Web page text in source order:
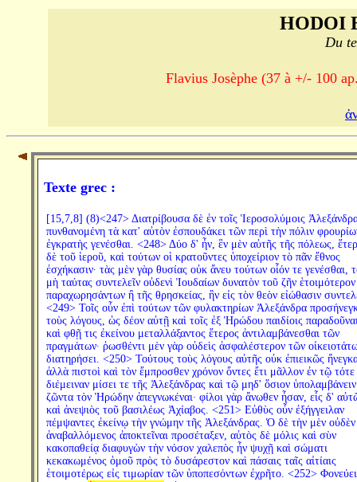
HODOI
Du
Flavius Josèphe (37 à +/- 100
Texte grec :
[15,7,8] (8)<247> Διατρίβουσα δὲ ἐν τοῖς Ἱεροσολύμοις
πυνθανομένη τὰ κατ' αὐτὸν ἐσπουδάκει τῶν περὶ τὴν πόλιν
ἐγκρατὴς γενέσθαι. <248> Δύο δ' ἦν, ἓν μὲν αὐτῆς τῆς πόλεως,
δὲ τοῦ ἱεροῦ, καὶ τούτων οἱ κρατοῦντες ὑποχείριον τὸ πᾶν ἔθνος
ἐσχήκασιν· τὰς μὲν γὰρ θυσίας οὐκ ἄνευ τούτων οἷόν τε γενέσθαι,
μὴ ταύτας συντελεῖν οὐδενὶ Ἰουδαίων δυνατὸν τοῦ ζῆν
παραχωρησάντων ἢ τῆς θρησκείας, ἣν εἰς τὸν θεὸν εἰώθασιν
<249> Τοῖς οὖν ἐπὶ τούτων τῶν φυλακτηρίων Ἀλεξάνδρα
τοὺς λόγους, ὡς δέον αὐτῇ καὶ τοῖς ἐξ Ἡρώδου παιδίοις
καὶ φθῇ τις ἐκείνου μεταλλάξαντος ἕτερος ἀντιλαμβάνεσθαι τῶν
πραγμάτων· ῥωσθέντι μὲν γὰρ οὐδεὶς ἀσφαλέστερον τῶν
διατηρήσει. <250> Τούτους τοὺς λόγους αὐτῆς οὐκ ἐπιεικῶς
ἀλλὰ πιστοὶ καὶ τὸν ἔμπροσθεν χρόνον ὄντες ἔτι μᾶλλον ἐν τῷ τότε
διέμειναν μίσει τε τῆς Ἀλεξάνδρας καὶ τῷ μηδ' ὅσιον ὑπολαμβάνειν
ζῶντα τὸν Ἡρώδην ἀπεγνωκέναι· φίλοι γὰρ ἄνωθεν ἦσαν, εἷς δ'
καὶ ἀνεψιὸς τοῦ βασιλέως Ἀχίαβος. <251> Εὐθὺς οὖν ἐξήγγειλαν
πέμψαντες ἐκείνῳ τὴν γνώμην τῆς Ἀλεξάνδρας. Ὁ δὲ τὴν μὲν οὐδὲν
ἀναβαλλόμενος ἀποκτεῖναι προσέταξεν, αὐτὸς δὲ μόλις καὶ σὺν
κακοπαθείᾳ διαφυγὼν τὴν νόσον χαλεπὸς ἦν ψυχῇ καὶ σώματι
κεκακωμένος ὁμοῦ πρὸς τὸ δυσάρεστον καὶ πάσαις ταῖς αἰτίαις
ἑτοιμοτέρως εἰς τιμωρίαν τῶν ὑποπεσόντων ἐχρῆτο. <252>